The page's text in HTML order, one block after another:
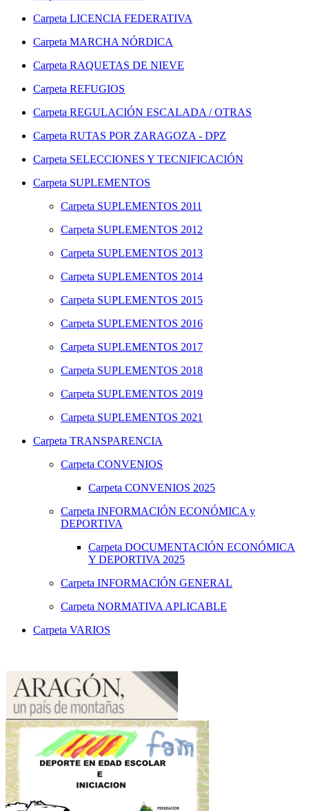
Carpeta LICENCIA FEDERATIVA
Carpeta MARCHA NÓRDICA
Carpeta RAQUETAS DE NIEVE
Carpeta REFUGIOS
Carpeta REGULACIÓN ESCALADA / OTRAS
Carpeta RUTAS POR ZARAGOZA - DPZ
Carpeta SELECCIONES Y TECNIFICACIÓN
Carpeta SUPLEMENTOS
Carpeta SUPLEMENTOS 2011
Carpeta SUPLEMENTOS 2012
Carpeta SUPLEMENTOS 2013
Carpeta SUPLEMENTOS 2014
Carpeta SUPLEMENTOS 2015
Carpeta SUPLEMENTOS 2016
Carpeta SUPLEMENTOS 2017
Carpeta SUPLEMENTOS 2018
Carpeta SUPLEMENTOS 2019
Carpeta SUPLEMENTOS 2021
Carpeta TRANSPARENCIA
Carpeta CONVENIOS
Carpeta CONVENIOS 2025
Carpeta INFORMACIÓN ECONÓMICA y
DEPORTIVA
Carpeta DOCUMENTACIÓN ECONÓMICA
Y DEPORTIVA 2025
Carpeta INFORMACIÓN GENERAL
Carpeta NORMATIVA APLICABLE
Carpeta VARIOS